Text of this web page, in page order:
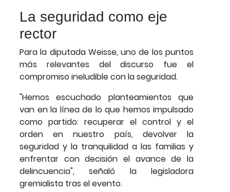
La seguridad como eje
rector
Para la diputada Weisse, uno de los puntos
más relevantes del discurso fue el
compromiso ineludible con la seguridad.
"Hemos escuchado planteamientos que
van en la línea de lo que hemos impulsado
como partido: recuperar el control y el
orden en nuestro país, devolver la
seguridad y la tranquilidad a las familias y
enfrentar con decisión el avance de la
delincuencia", señaló la legisladora
gremialista tras el evento.